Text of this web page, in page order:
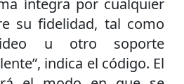
su fidelidad, tal como
u otro soporte
indica el código. El